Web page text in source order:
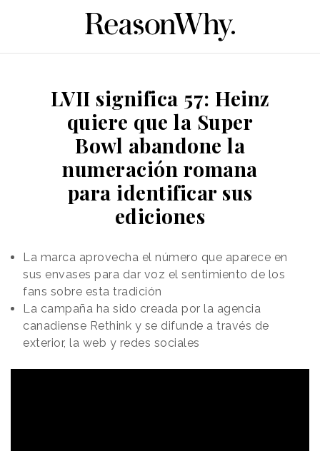
LVII significa 57: Heinz
quiere que la Super
Bowl abandone la
numeración romana
para identificar sus
ediciones
La marca aprovecha el número que aparece en
sus envases para dar voz el sentimiento de los
fans sobre esta tradición
La campaña ha sido creada por la agencia
canadiense Rethink y se difunde a través de
exterior, la web y redes sociales